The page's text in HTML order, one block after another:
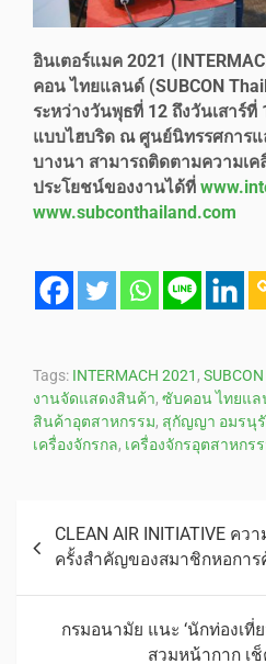
อินเตอร์แมค 2021
คอน ไทยแลนด์ (SUBCON
ระหว่างวันพุธที่ 12 ถึงวันเสาร์
แบบไฮบริด ณ ศูนย์นิทรรศการแ
บางนา สามารถติดตามความเ
ประโยชน์ของงานได้ที่
www.subconthailand.com
Tags: INTERMACH 2021 ,
งานจัดแสดงสินค้า, ซับคอน ไทยแล
สินค้าอุตสาหกรรม, สุกัญญา อมรนุ
เครื่องจักรกล, เครื่องจักรอุตสาหกร
CLEAN AIR INITIATIVE ค
ครั้งสำคัญของสมาชิกหอการ
กรมอนามัย แนะ ‘นักท่องเที่
สวมหน้ากาก เ